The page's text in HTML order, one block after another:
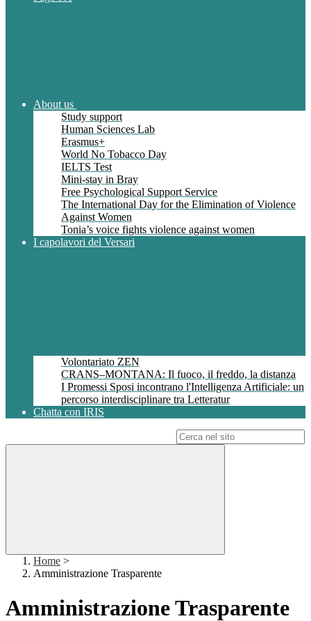
About us
Study support
Human Sciences Lab
Erasmus+
World No Tobacco Day
IELTS Test
Mini-stay in Bray
Free Psychological Support Service
The International Day for the Elimination of Violence
Against Women
Tonia’s voice fights violence against women
I capolavori del Versari
Volontariato ZEN
CRANS–MONTANA: Il fuoco, il freddo, la distanza
I Promessi Sposi incontrano l'Intelligenza Artificiale: un
percorso interdisciplinare tra Letteratur
Chatta con IRIS
Home >
Amministrazione Trasparente
Amministrazione Trasparente